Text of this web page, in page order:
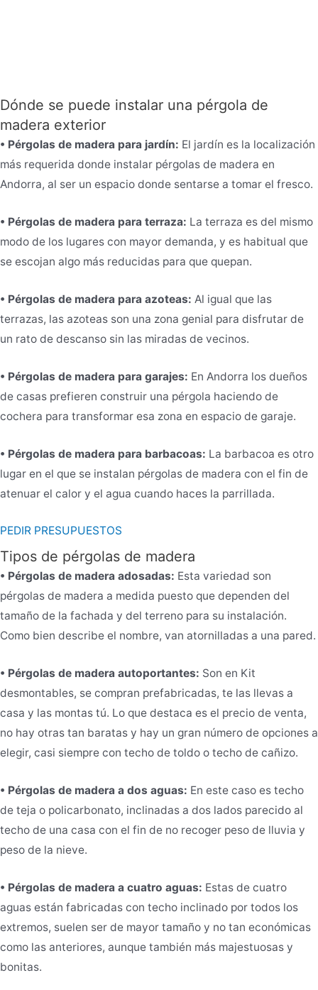
Dónde se puede instalar una pérgola de
madera exterior
• Pérgolas de madera para jardín: El jardín es la localización
más requerida donde instalar pérgolas de madera en
Andorra, al ser un espacio donde sentarse a tomar el fresco.
• Pérgolas de madera para terraza: La terraza es del mismo
modo de los lugares con mayor demanda, y es habitual que
se escojan algo más reducidas para que quepan.
• Pérgolas de madera para azoteas: Al igual que las
terrazas, las azoteas son una zona genial para disfrutar de
un rato de descanso sin las miradas de vecinos.
• Pérgolas de madera para garajes: En Andorra los dueños
de casas prefieren construir una pérgola haciendo de
cochera para transformar esa zona en espacio de garaje.
• Pérgolas de madera para barbacoas: La barbacoa es otro
lugar en el que se instalan pérgolas de madera con el fin de
atenuar el calor y el agua cuando haces la parrillada.
PEDIR PRESUPUESTOS
Tipos de pérgolas de madera
• Pérgolas de madera adosadas: Esta variedad son
pérgolas de madera a medida puesto que dependen del
tamaño de la fachada y del terreno para su instalación.
Como bien describe el nombre, van atornilladas a una pared.
• Pérgolas de madera autoportantes: Son en Kit
desmontables, se compran prefabricadas, te las llevas a
casa y las montas tú. Lo que destaca es el precio de venta,
no hay otras tan baratas y hay un gran número de opciones a
elegir, casi siempre con techo de toldo o techo de cañizo.
• Pérgolas de madera a dos aguas: En este caso es techo
de teja o policarbonato, inclinadas a dos lados parecido al
techo de una casa con el fin de no recoger peso de lluvia y
peso de la nieve.
• Pérgolas de madera a cuatro aguas: Estas de cuatro
aguas están fabricadas con techo inclinado por todos los
extremos, suelen ser de mayor tamaño y no tan económicas
como las anteriores, aunque también más majestuosas y
bonitas.